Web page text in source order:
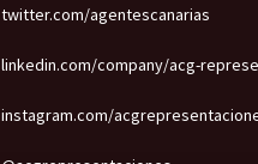
twitter.com/agentescanarias
linkedin.com/company/acg-
instagram.com/